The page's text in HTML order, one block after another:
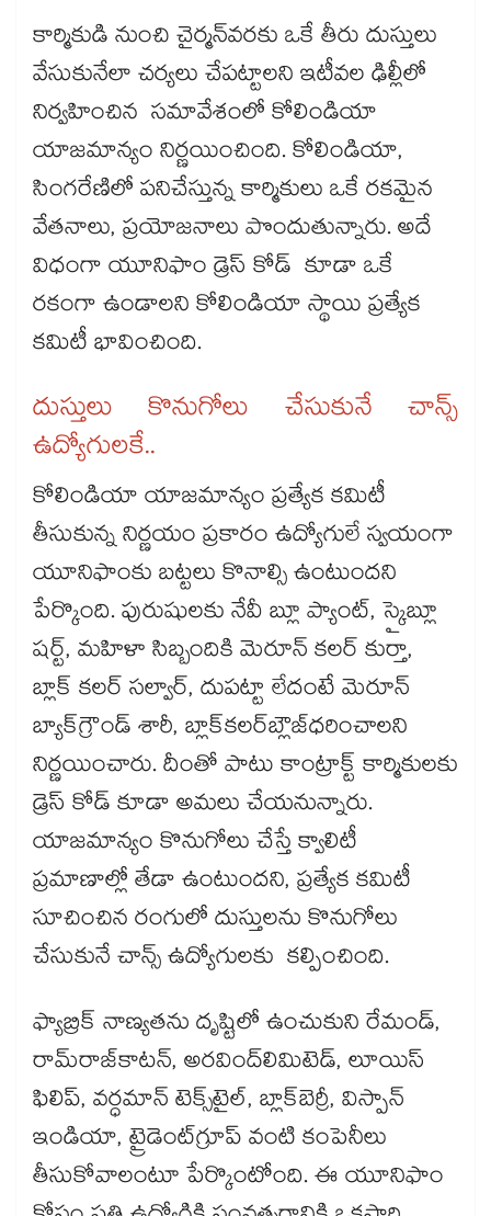
కార్మికుడి నుంచి చైర్మన్​వరకు ఒకే తీరు దుస్తులు
వేసుకునేలా చర్యలు చేపట్టాలని ఇటీవల ఢిల్లీలో
నిర్వహించిన సమావేశంలో కోలిండియా
యాజమాన్యం నిర్ణయించింది. కోలిండియా,
సింగరేణిలో పనిచేస్తున్న కార్మికులు ఒకే రకమైన
వేతనాలు, ప్రయోజనాలు పొందుతున్నారు. అదే
విధంగా యూనిఫాం డ్రెస్​ కోడ్ కూడా ఒకే
రకంగా ఉండాలని కోలిండియా స్థాయి ప్రత్యేక
కమిటీ భావించింది.
దుస్తులు కొనుగోలు చేసుకునే చాన్స్
ఉద్యోగులకే..
కోలిండియా యాజమాన్యం ప్రత్యేక కమిటీ
తీసుకున్న నిర్ణయం ప్రకారం ఉద్యోగులే స్వయంగా
యూనిఫాంకు బట్టలు కొనాల్సి ఉంటుందని
పేర్కొంది. పురుషులకు నేవీ బ్లూ ప్యాంట్, స్కైబ్లూ
షర్ట్, మహిళా సిబ్బందికి మెరూన్​ కలర్​ కుర్తా,
బ్లాక్ కలర్​ సల్వార్, దుపట్టా లేదంటే మెరూన్​
బ్యాక్​గ్రౌండ్ శారీ, బ్లాక్​కలర్​బ్లౌజ్​ధరించాలని
నిర్ణయించారు. దీంతో పాటు కాంట్రాక్ట్​ కార్మికులకు
డ్రెస్​ కోడ్ కూడా అమలు చేయనున్నారు.
యాజమాన్యం కొనుగోలు చేస్తే క్వాలిటీ
ప్రమాణాల్లో తేడా ఉంటుందని, ప్రత్యేక కమిటీ
సూచించిన రంగులో దుస్తులను కొనుగోలు
చేసుకునే చాన్స్ ఉద్యోగులకు కల్పించింది.
ఫ్యాబ్రిక్​ నాణ్యతను దృష్టిలో ఉంచుకుని రేమండ్,
రామ్​రాజ్​కాటన్, అరవింద్​లిమిటెడ్, లూయిస్
ఫిలిప్, వర్ధమాన్ టెక్స్​టైల్, బ్లాక్​బెర్రీ, విస్పాన్​
ఇండియా, ట్రైడెంట్​గ్రూప్ వంటి కంపెనీలు
తీసుకోవాలంటూ పేర్కొంటోంది. ఈ యూనిఫాం